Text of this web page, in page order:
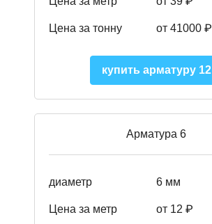
Цена за тонну от 41000 ₽
купить арматуру 12
Арматура 6
диаметр 6 мм
Цена за метр от 12 ₽